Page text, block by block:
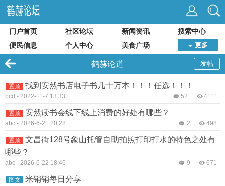
门户首页 社区论坛 新闻资讯
搜索中心
便民信息
个人中心 美食广场 更多
发帖
鹤赫论道
置顶 找到安然书店电子书几十万本！！！任选！！！
bcd - 2022-11-7 13:33 4111
52
置顶 安然读书会线下线上消费的好处有哪些？
abc - 2026-6-21 20:28 498
2
置顶
文昌街128号象山托管自助拍照打印打水的特色之处有
哪些？
abc - 2026-6-22 18:46 671
9
图文 米销销每日分享